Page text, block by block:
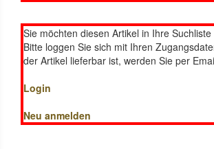
Sie möchten diesen Artikel in Ihre
Bitte loggen Sie sich mit Ihren
der Artikel lieferbar ist, werden Sie per
Login
Neu anmelden